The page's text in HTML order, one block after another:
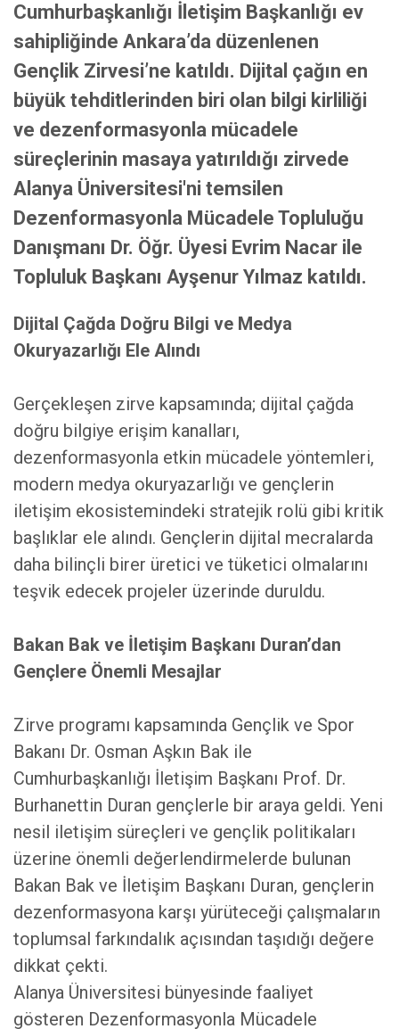
Cumhurbaşkanlığı İletişim Başkanlığı ev
sahipliğinde Ankara’da düzenlenen
Gençlik Zirvesi’ne katıldı. Dijital çağın en
büyük tehditlerinden biri olan bilgi kirliliği
ve dezenformasyonla mücadele
süreçlerinin masaya yatırıldığı zirvede
Alanya Üniversitesi'ni temsilen
Dezenformasyonla Mücadele Topluluğu
Danışmanı Dr. Öğr. Üyesi Evrim Nacar ile
Topluluk Başkanı Ayşenur Yılmaz katıldı.
Dijital Çağda Doğru Bilgi ve Medya
Okuryazarlığı Ele Alındı
Gerçekleşen zirve kapsamında; dijital çağda
doğru bilgiye erişim kanalları,
dezenformasyonla etkin mücadele yöntemleri,
modern medya okuryazarlığı ve gençlerin
iletişim ekosistemindeki stratejik rolü gibi kritik
başlıklar ele alındı. Gençlerin dijital mecralarda
daha bilinçli birer üretici ve tüketici olmalarını
teşvik edecek projeler üzerinde duruldu.
Bakan Bak ve İletişim Başkanı Duran’dan
Gençlere Önemli Mesajlar
Zirve programı kapsamında Gençlik ve Spor
Bakanı Dr. Osman Aşkın Bak ile
Cumhurbaşkanlığı İletişim Başkanı Prof. Dr.
Burhanettin Duran gençlerle bir araya geldi. Yeni
nesil iletişim süreçleri ve gençlik politikaları
üzerine önemli değerlendirmelerde bulunan
Bakan Bak ve İletişim Başkanı Duran, gençlerin
dezenformasyona karşı yürüteceği çalışmaların
toplumsal farkındalık açısından taşıdığı değere
dikkat çekti.
Alanya Üniversitesi bünyesinde faaliyet
gösteren Dezenformasyonla Mücadele